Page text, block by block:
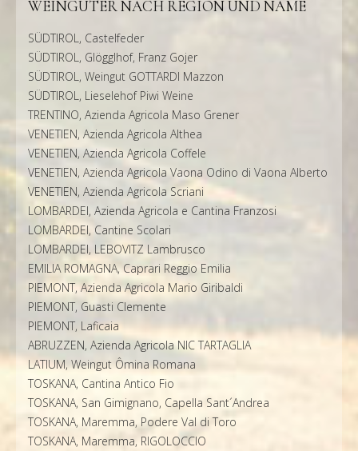
WEINGÜTER NACH REGION UND NAME
SÜDTIROL, Castelfeder
SÜDTIROL, Glögglhof, Franz Gojer
SÜDTIROL, Weingut GOTTARDI Mazzon
SÜDTIROL, Lieselehof Piwi Weine
TRENTINO, Azienda Agricola Maso Grener
VENETIEN, Azienda Agricola Althea
VENETIEN, Azienda Agricola Coffele
VENETIEN, Azienda Agricola Vaona Odino di Vaona Alberto
VENETIEN, Azienda Agricola Scriani
LOMBARDEI, Azienda Agricola e Cantina Franzosi
LOMBARDEI, Cantine Scolari
LOMBARDEI, LEBOVITZ Lambrusco
EMILIA ROMAGNA, Caprari Reggio Emilia
PIEMONT, Azienda Agricola Mario Giribaldi
PIEMONT, Guasti Clemente
PIEMONT, Laficaia
ABRUZZEN, Azienda Agricola NIC TARTAGLIA
LATIUM, Weingut Ômina Romana
TOSKANA, Cantina Antico Fio
TOSKANA, San Gimignano, Capella Sant´Andrea
TOSKANA, Maremma, Podere Val di Toro
TOSKANA, Maremma, RIGOLOCCIO